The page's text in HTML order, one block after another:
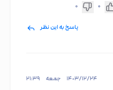
۰ ۰
پاسخ به این نظر
۱۴۰۳/۱۲/۲۴ جمعه ۲۱:۳۹